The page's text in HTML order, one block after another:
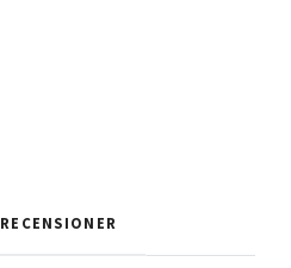
RECENSIONER